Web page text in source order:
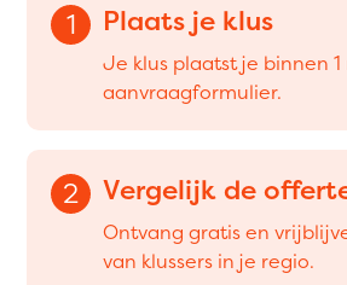
1 Plaats je klus
Je klus plaatst je binnen
aanvraagformulier.
2 Vergelijk de
Ontvang gratis en
van klussers in je regio.